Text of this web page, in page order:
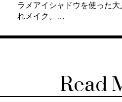
ラメアイシャドウを使った大
れメイク。…
Read